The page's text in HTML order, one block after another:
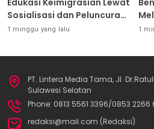
Sosialisasi dan Peluncuran
Inovasi Chatbot “IT CHIKA”
1 minggu yang lalu 1
PT. Lintera Media Tama, Jl.
Sulawesi Selatan
Phone: 0813 5561 3396/0853 2266
redaksi@mail.com (Redaksi)